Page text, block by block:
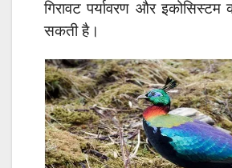
गिरावट पर्यावरण और इकोसिस्टम
सकती है।